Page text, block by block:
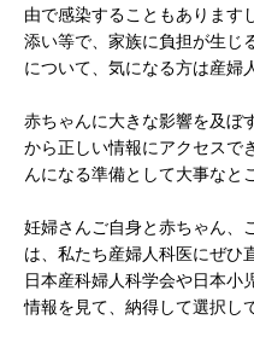
由で感染することもあります
添い等で、家族に負担が生じ
について、気になる方は産婦
赤ちゃんに大きな影響を及ぼ
から正しい情報にアクセスで
んになる準備として大事なと
妊婦さんご自身と赤ちゃん、
は、私たち産婦人科医にぜひ
日本産科婦人科学会や日本小
情報を見て、納得して選択し